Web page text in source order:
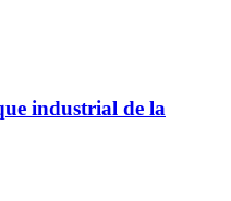
industrial de la